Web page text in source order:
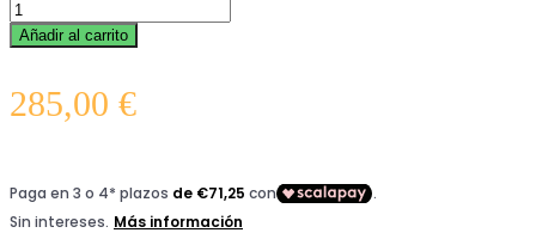
Añadir al carrito
285,00 €